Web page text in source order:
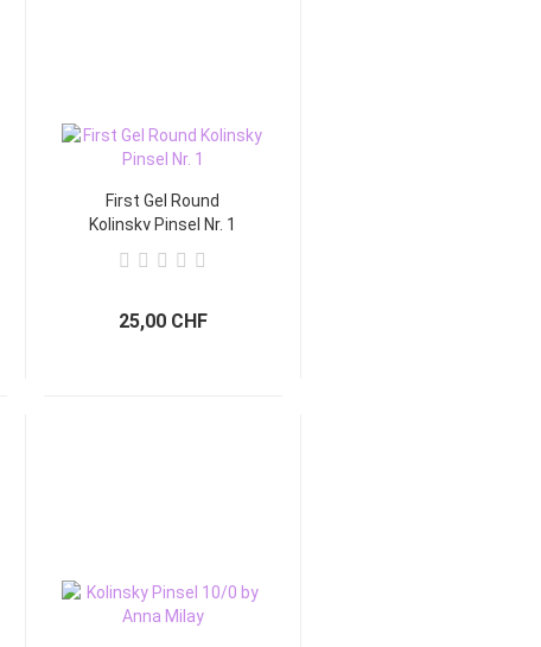
First Gel Round
Kolinsky Pinsel Nr. 1
25,00 CHF